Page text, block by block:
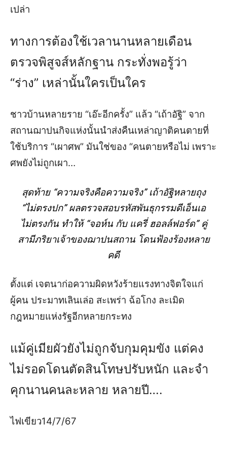
เปล่า
ทางการต้องใช้เวลานานหลายเดือน
ตรวจพิสูจส์หลักฐาน กระทั่งพอรู้ว่า
“ร่าง” เหล่านั้นใครเป็นใคร
ชาวบ้านหลายราย “เอ๊ะอีกครั้ง” แล้ว “เถ้าอัฐิ” จาก
สถานฌาปนกิจแห่งนั้นนำส่งคืนเหล่าญาติคนตายที่
ใช้บริการ “เผาศพ” มันใช่ของ “คนตายหรือไม่ เพราะ
ศพยังไม่ถูกเผา…
สุดท้าย “ความจริงคือความจริง” เถ้าอัฐิหลายถุง
“ไม่ตรงปก” ผลตรวจสอบรหัสพันธุกรรมดีเอ็นเอ
ไม่ตรงกัน ทำให้ “จอห์น กับ แครี่ ฮอลล์ฟอร์ด” คู่
สามีภริยาเจ้าของฌาปนสถาน โดนฟ้องร้องหลาย
คดี
ตั้งแต่ เจตนาก่อความผิดหวังร้ายแรงทางจิตใจแก่
ผู้คน ประมาทเลินเล่อ สะเพร่า ฉ้อโกง ละเมิด
กฎหมายแห่งรัฐอีกหลายกระทง
แม้คู่เมียผัวยังไม่ถูกจับกุมคุมขัง แต่คง
ไม่รอดโดนตัดสินโทษปรับหนัก และจำ
คุกนานคนละหลาย หลายปี….
ไฟเขียว14/7/67